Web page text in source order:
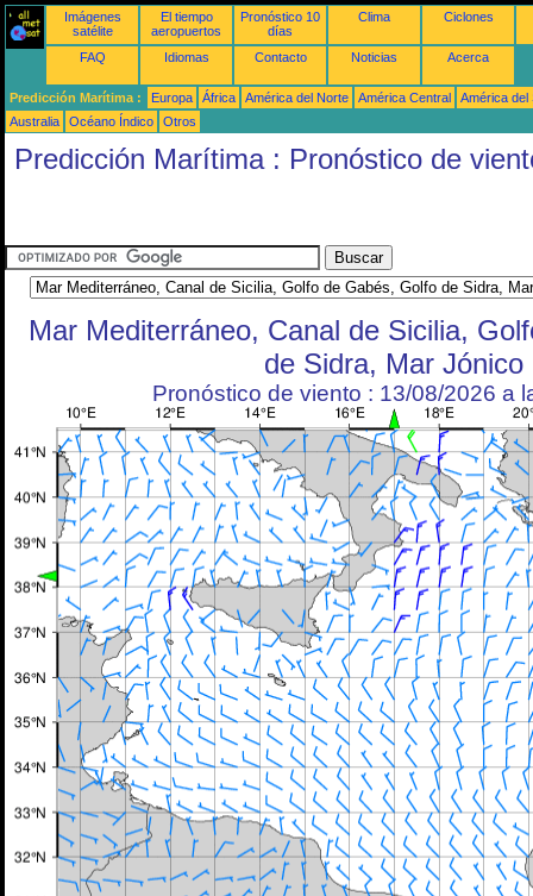
Imágenes
satélite
El tiempo
aeropuertos
Pronóstico 10
días
Clima Ciclones
FAQ Idiomas Contacto Noticias Acerca
Predicción Marítima : Europa África América del Norte América Central
América del
Australia
Océano Índico Otros
Predicción Marítima : Pronóstico de
Mar Mediterráneo, Canal de Sicilia,
de Sidra, Mar Jónico
Pronóstico de viento : 13/08/2026 a